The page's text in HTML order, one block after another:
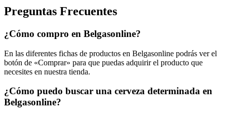
Preguntas Frecuentes
¿Cómo compro en Belgasonline?
En las diferentes fichas de productos en Belgasonline podrás ver el
botón de «Comprar» para que puedas adquirir el producto que
necesites en nuestra tienda.
¿Cómo puedo buscar una cerveza determinada en
Belgasonline?